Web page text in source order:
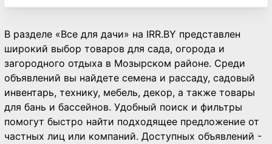
В разделе «Все для дачи» на IRR.BY представлен
широкий выбор товаров для сада, огорода и
загородного отдыха в Мозырском районе. Среди
объявлений вы найдете семена и рассаду, садовый
инвентарь, технику, мебель, декор, а также товары
для бань и бассейнов. Удобный поиск и фильтры
помогут быстро найти подходящее предложение от
частных лиц или компаний. Доступных объявлений -